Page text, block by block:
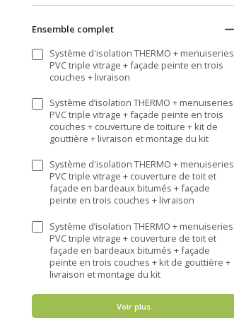
Ensemble complet
Système d'isolation THERMO + menuiseries
PVC triple vitrage + façade peinte en trois
couches + livraison
Système d’isolation THERMO + menuiseries
PVC triple vitrage + façade peinte en trois
couches + couverture de toiture + kit de
gouttière + livraison et montage du kit
Système d'isolation THERMO + menuiseries
PVC triple vitrage + couverture de toit et
façade en bardeaux bitumés + façade
peinte en trois couches + livraison
Système d’isolation THERMO + menuiseries
PVC triple vitrage + couverture de toit et
façade en bardeaux bitumés + façade
peinte en trois couches + kit de gouttière +
livraison et montage du kit
Voir plus